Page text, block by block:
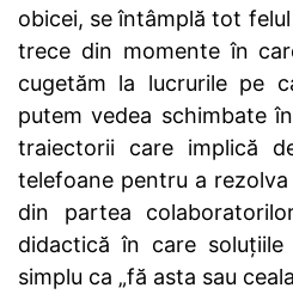
obicei, se întâmplă tot
trece din momente în
cugetăm la lucrurile pe
putem vedea schimbate
traiectorii care implică
telefoane pentru a
din partea
didactică în care
simplu ca „fă asta sau